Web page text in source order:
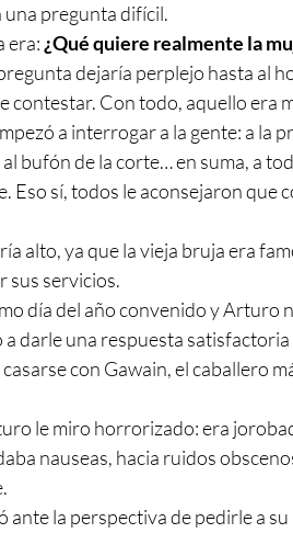
una pregunta difícil.
era: ¿Qué quiere realmente la
dejaría perplejo hasta al
contestar. Con todo, aquello era
a interrogar a la gente: a la
al bufón de la corte… en suma, a
Eso sí, todos le aconsejaron que
alto, ya que la vieja bruja era
sus servicios.
día del año convenido y Arturo
a darle una respuesta
casarse con Gawain, el caballero
le miro horrorizado: era
nauseas, hacia ruidos
ante la perspectiva de pedirle a